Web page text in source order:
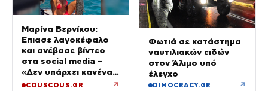
Μαρίνα Βερνίκου:
Έπιασε λαγοκέφαλο
και ανέβασε βίντεο
στα social media –
«Δεν υπάρχει κανένας
λόγος να φοβόμαστε»
COUSCOUS.GR ↗
Φωτιά σε κατάστημα
ναυτιλιακών ειδών
στον Άλιμο υπό
έλεγχο
DIMOCRACY.GR ↗